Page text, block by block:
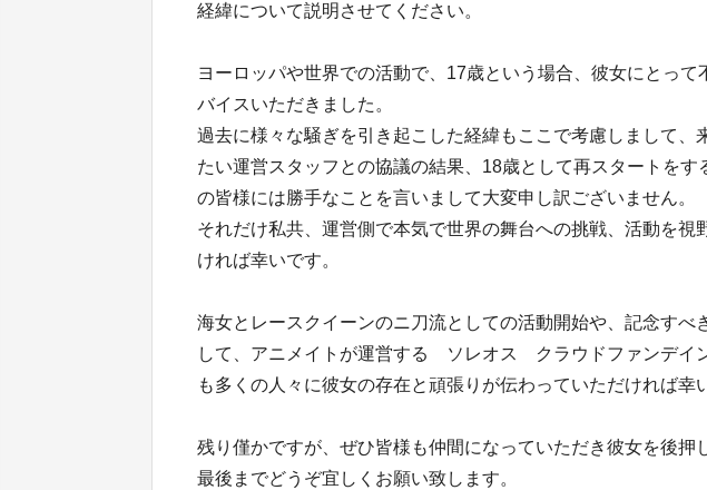
経緯について説明させてください。
ヨーロッパや世界での活動で、17歳という場合、彼女にとって
バイスいただきました。
過去に様々な騒ぎを引き起こした経緯もここで考慮しまして、
たい運営スタッフとの協議の結果、18歳として再スタートを
の皆様には勝手なことを言いまして大変申し訳ございません。
それだけ私共、運営側で本気で世界の舞台への挑戦、活動を視
ければ幸いです。
海女とレースクイーンのニ刀流としての活動開始や、記念すべ
して、アニメイトが運営する ソレオス クラウドファンデイ
も多くの人々に彼女の存在と頑張りが伝わっていただければ幸
残り僅かですが、ぜひ皆様も仲間になっていただき彼女を後押
最後までどうぞ宜しくお願い致します。